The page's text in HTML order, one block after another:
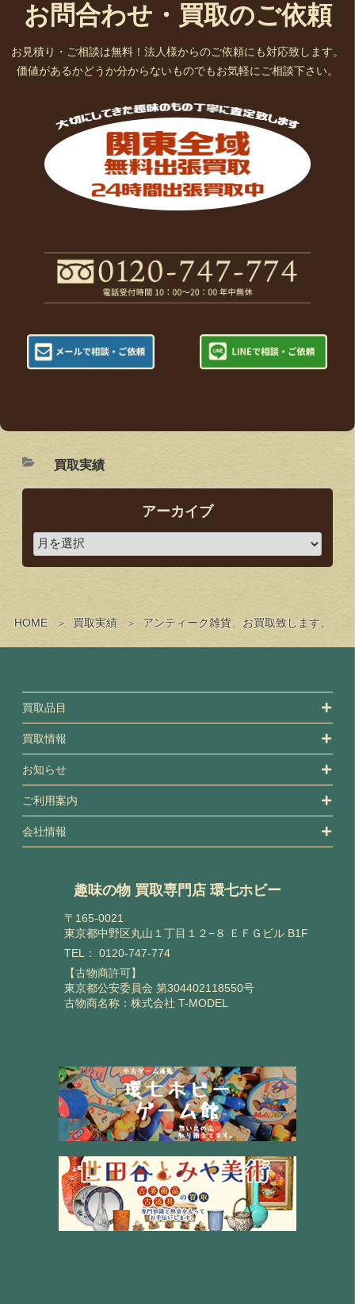
HOME 買取実績 アンティーク雑貨、お買取致します。
お問合わせ・買取のご依頼
お見積り・ご相談は無料！法人様からのご依頼にも対応致します。
価値があるかどうか分からないものでもお気軽にご相談下さい。
買取実績
アーカイブ
買取品目
買取情報
お知らせ
ご利用案内
会社情報
趣味の物 買取専門店 環七ホビー
〒165-0021
東京都中野区丸山１丁目１２−８ ＥＦＧビル B1F
TEL： 0120-747-774
【古物商許可】
東京都公安委員会 第304402118550号
古物商名称：株式会社 T-MODEL